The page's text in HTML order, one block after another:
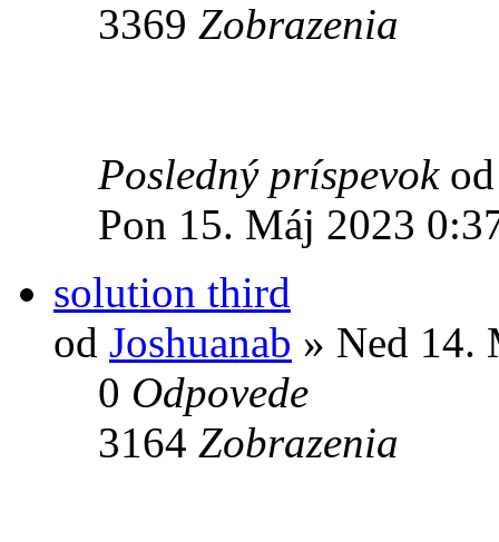
3369 Zobrazenia
Posledný príspevok
Pon 15. Máj 2023
solution third
od Joshuanab » Ned 14.
0 Odpovede
3164 Zobrazenia